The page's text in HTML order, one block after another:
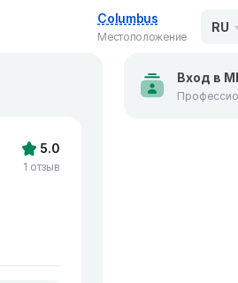
Columbus
Местоположение
RU
5.0
1 отзыв
Вход в